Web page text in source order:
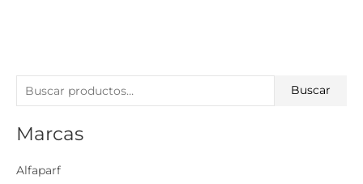
u
s
a
Buscar
Marcas
Alfaparf